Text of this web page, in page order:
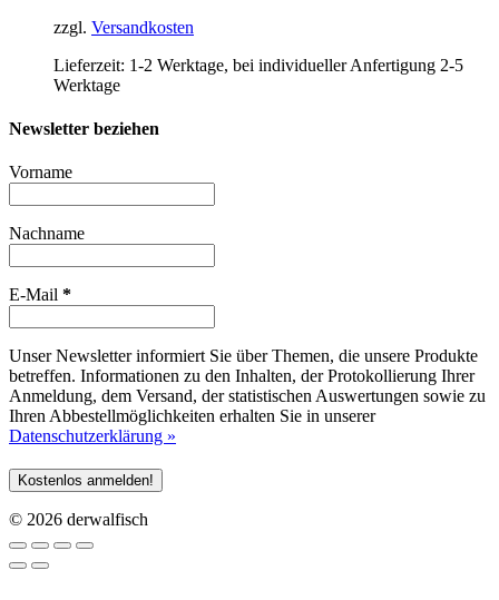
zzgl. Versandkosten
Lieferzeit: 1-2 Werktage, bei individueller Anfertigung 2-5
Werktage
Newsletter beziehen
Vorname
Nachname
E-Mail *
Unser Newsletter informiert Sie über Themen, die unsere Produkte
betreffen. Informationen zu den Inhalten, der Protokollierung Ihrer
Anmeldung, dem Versand, der statistischen Auswertungen sowie zu
Ihren Abbestellmöglichkeiten erhalten Sie in unserer
Datenschutzerklärung »
© 2026 derwalfisch